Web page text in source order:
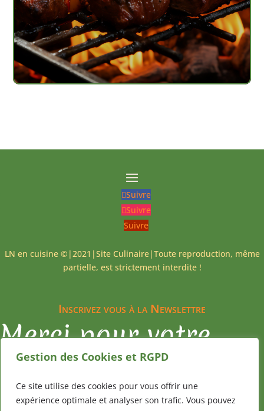
Gestion des Cookies et RGPD
Ce site utilise des cookies pour vous offrir une
expérience optimale et analyser son trafic. Vous pouvez
Suivre
Suivre
Suivre
LN en cuisine ©|2021|Site Culinaire|Toute reproduction, même
partielle, est strictement interdite !
Inscrivez vous à la Newslettre
Merci pour votre
inscription